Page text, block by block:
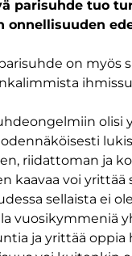
parisuhde tuo
onnellisuuden
on myös
olisi
riidattoman ja
kaavaa voi yrittää
sellaista ei
vuosikymmeniä
ja yrittää oppia